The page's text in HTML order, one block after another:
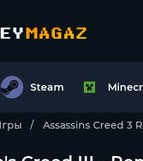
Steam
Assassins Creed 3